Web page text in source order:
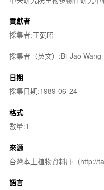
貢獻者
採集者:王弼昭
採集者（英文）:Bi-Jao Wang
日期
採集日期:1989-06-24
格式
數量:1
來源
台灣本土植物資料庫（http://
語言